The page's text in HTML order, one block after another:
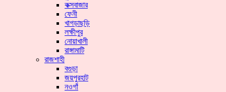
কক্সবাজার
ফেনী
খাগড়াছড়ি
লক্ষীপুর
নোয়াখালী
রাঙ্গামাটি
রাজশাহী
বগুড়া
জয়পুরহাট
নওগাঁ